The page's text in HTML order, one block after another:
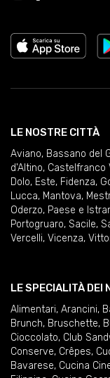
LE NOSTRE CITTÀ
Aviano, Bassano del
d'Altino, Castelfranco
Dolo, Este, Fidenza,
Lucca, Mantova,
Oderzo, Paese e
Portogruaro, Sacile,
Vercelli, Vicenza,
LE SPECIALITÀ DEI
Alimentari, Arancini,
Brunch, Bruschette,
Cioccolato, Club
Conserve, Crêpes,
Bavarese, Cucina